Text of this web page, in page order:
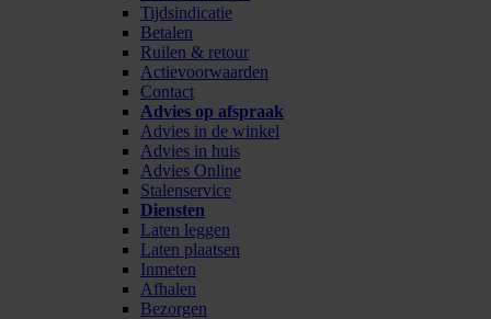
Tijdsindicatie
Betalen
Ruilen & retour
Actievoorwaarden
Contact
Advies op afspraak
Advies in de winkel
Advies in huis
Advies Online
Stalenservice
Diensten
Laten leggen
Laten plaatsen
Inmeten
Afhalen
Bezorgen